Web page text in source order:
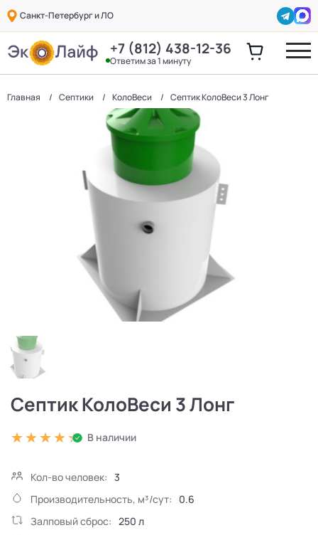
Санкт-Петербург и ЛО
+7 (812) 438-12-36
Ответим за 1 минуту
Главная Септики КолоВеси Септик КолоВеси 3 Лонг
Септик КолоВеси 3 Лонг
В наличии
Кол-во человек: 3
Производительность, м³/сут:
0.6
Залповый сброс: 250 л